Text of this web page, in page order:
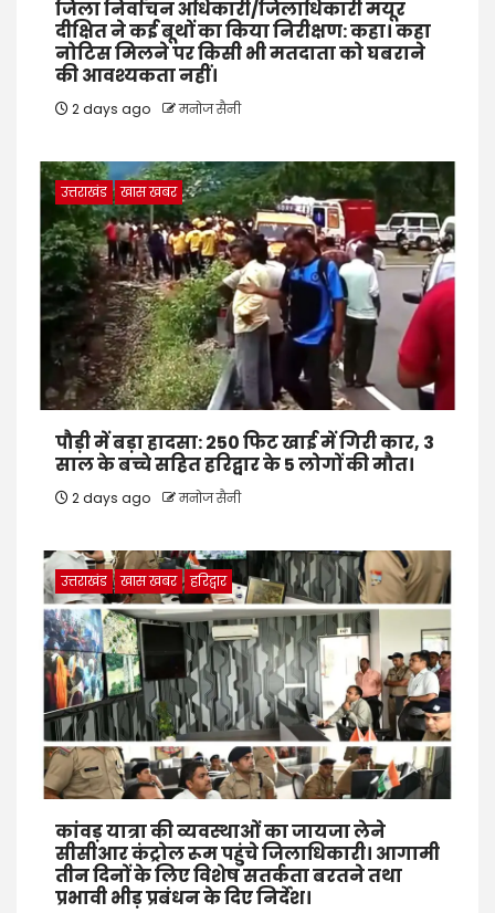
जिला निर्वाचन अधिकारी/जिलाधिकारी मयूर
दीक्षित ने कई बूथों का किया निरीक्षण: कहा। कहा
नोटिस मिलने पर किसी भी मतदाता को घबराने
की आवश्यकता नहीं।
2 days ago मनोज सैनी
उत्तराखंड खास खबर
पौड़ी में बड़ा हादसा: 250 फिट खाई में गिरी कार, 3
साल के बच्चे सहित हरिद्वार के 5 लोगों की मौत।
2 days ago मनोज सैनी
उत्तराखंड खास खबर हरिद्वार
कांवड़ यात्रा की व्यवस्थाओं का जायजा लेने
सीसीआर कंट्रोल रूम पहुंचे जिलाधिकारी। आगामी
तीन दिनों के लिए विशेष सतर्कता बरतने तथा
प्रभावी भीड़ प्रबंधन के दिए निर्देश।